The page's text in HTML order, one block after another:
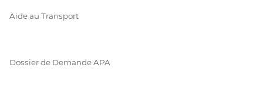
Aide au Transport
Dossier de Demande APA